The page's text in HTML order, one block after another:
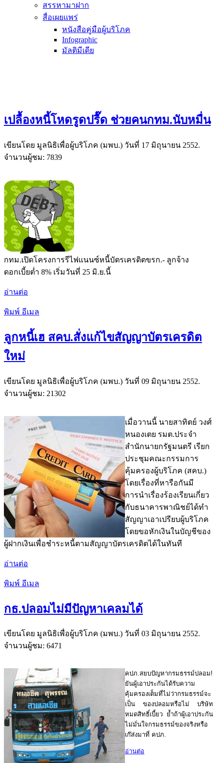
สรรหามาฝาก
สื่อเผยแพร่
หนังสือคู่มือผู้บริโภค
Infographic
มัลติมีเดีย
เปลื้องหนี้โหดรูดปรื๊ด ช่วยคนกทม.นับหมื่น
เขียนโดย มูลนิธิเพื่อผู้บริโภค (มพบ.) วันที่ 17 มิถุนายน 2552.
จำนวนผู้ชม: 7839
กทม.เปิดโครงการรีไฟแนนซ์หนี้บัตรเครดิตขรก.- ลูกจ้าง
ดอกเบี้ยต่ำ 8% เริ่มวันที่ 25 มิ.ย.นี้
อ่านต่อ
พิมพ์ อีเมล
ลูกหนี้เฮ สคบ.สั่งแก้ไขสัญญาบัตรเครดิต
ใหม่
เขียนโดย มูลนิธิเพื่อผู้บริโภค (มพบ.) วันที่ 09 มิถุนายน 2552.
จำนวนผู้ชม: 21302
เมื่อวานนี้ นายสาทิตย์ วงศ์
หนองเตย รมต.ประจำ
สำนักนายกรัฐมนตรี เรียก
ประชุมคณะกรรมการ
คุ้มครองผู้บริโภค (สคบ.)
โดยเรื่องที่หารือกันมี
การนำเรื่องร้องเรียนเกี่ยว
กับธนาคารพาณิชย์ได้ทำ
สัญญาเอาเปรียบผู้บริโภค
โดยขอหักเงินในบัญชีของ
ผู้ฝากเงินเพื่อชำระหนี้ตามสัญญาบัตรเครดิตได้ในทันที
อ่านต่อ
พิมพ์ อีเมล
กธ.ปลอมไม่มีปัญหาเคลมได้
เขียนโดย มูลนิธิเพื่อผู้บริโภค (มพบ.) วันที่ 03 มิถุนายน 2552.
จำนวนผู้ชม: 6471
คปภ.สยบปัญหากรมธรรม์ปลอม!
ยันผู้เอาประกันได้รับความ
คุ้มครองเต็มที่ไม่ว่ากรมธรรม์จะ
เป็น ของปลอมหรือไม่ บริษัท
หมดสิทธิ์เบี้ยว ย้ำถ้าผู้เอาประกัน
ไม่มั่นใจกรมธรรม์ของจริงหรือ
เก๊ส่งมาที่ คปภ.
อ่านต่อ